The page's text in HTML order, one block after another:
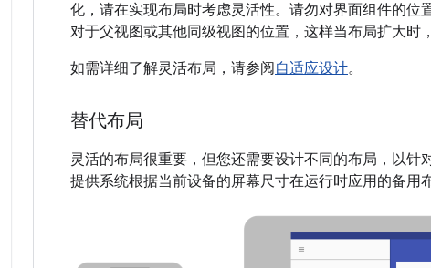
化，请在实现布局时考虑灵活性。请勿对界面组件的
对于父视图或其他同级视图的位置，这样当布局扩大时
如需详细了解灵活布局，请参阅 自适应设计。
替代布局
灵活的布局很重要，但您还需要设计不同的布局，以
提供系统根据当前设备的屏幕尺寸在运行时应用的备用